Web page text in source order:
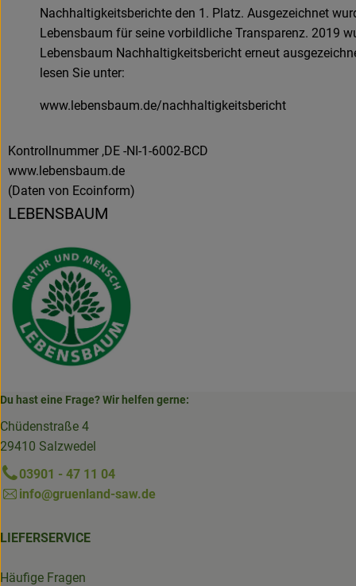
Nachhaltigkeitsberichte den 1. Platz. Ausgezeichnet
Lebensbaum für seine vorbildliche Transparenz. 2019
Lebensbaum Nachhaltigkeitsbericht erneut
lesen Sie unter:
www.lebensbaum.de/nachhaltigkeitsbericht
Kontrollnummer ,DE -NI-1-6002-BCD
www.lebensbaum.de
(Daten von Ecoinform)
LEBENSBAUM
Du hast eine Frage? Wir helfen gerne:
Chüdenstraße 4
29410 Salzwedel
03901 - 47 11 04
info@gruenland-saw.de
LIEFERSERVICE
Häufige Fragen